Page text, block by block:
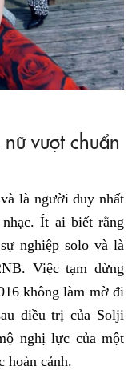
vượt chuẩn
là người duy nhất
Ít ai biết rằng
nghiệp solo và là
Việc tạm dừng
không làm mờ đi
điều trị của Solji
nghị lực của một
hoàn cảnh.